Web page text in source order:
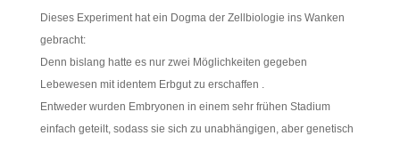
Dieses Experiment hat ein Dogma der Zellbiologie ins Wanken
gebracht:
Denn bislang hatte es nur zwei Möglichkeiten gegeben
Lebewesen mit identem Erbgut zu erschaffen .
Entweder wurden Embryonen in einem sehr frühen Stadium
einfach geteilt, sodass sie sich zu unabhängigen, aber genetisch